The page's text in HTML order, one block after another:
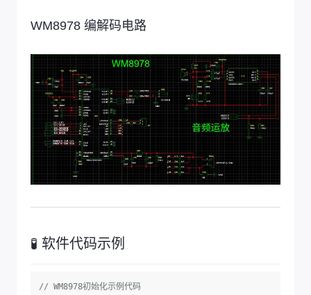
WM8978 编解码电路
🧪 软件代码示例
// WM8978初始化示例代码